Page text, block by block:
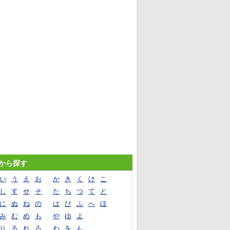
ら探す
い う え お か き く け
こ
し す せ そ た ち つ て
と
に ぬ ね の は ひ ふ へ
ほ
み む め も や ゆ
よ
り る れ ろ わ を
ん